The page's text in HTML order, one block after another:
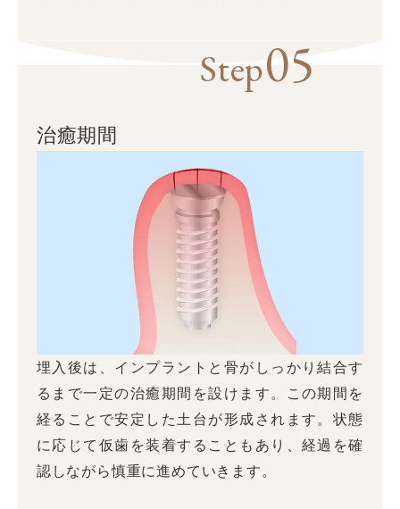
Step05
治癒期間
埋入後は、インプラントと骨がしっかり結合す
るまで一定の治癒期間を設けます。この期間を
経ることで安定した土台が形成されます。状態
に応じて仮歯を装着することもあり、経過を確
認しながら慎重に進めていきます。